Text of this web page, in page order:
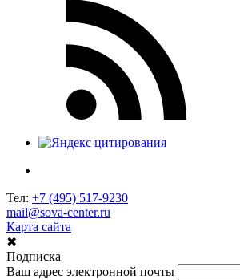
Тел: +7 (495) 517-9230
mail@sova-center.ru
Карта сайта
✖
Подписка
Ваш адрес электронной почты